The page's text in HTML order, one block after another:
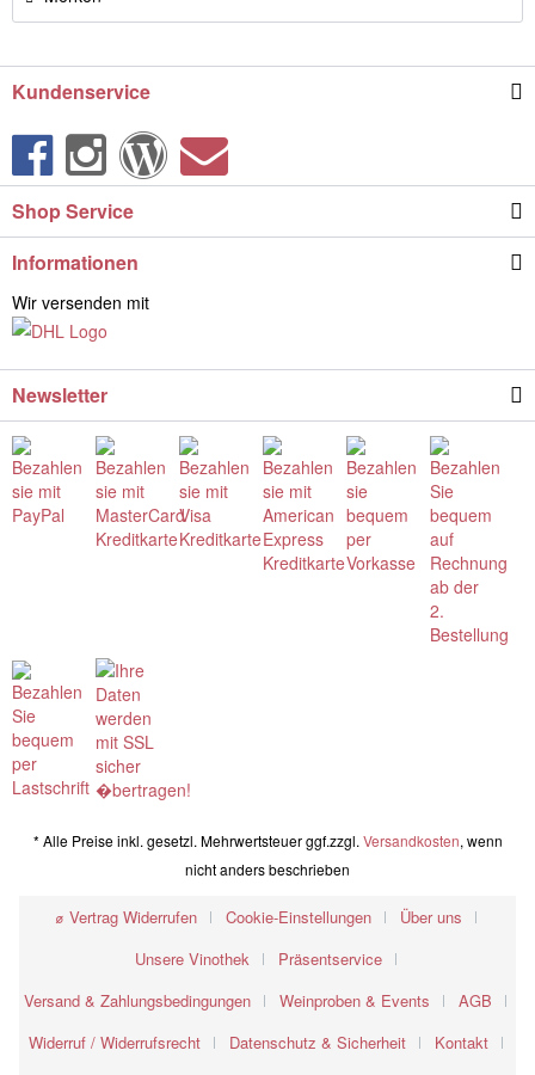
Kundenservice
Shop Service
Informationen
Wir versenden mit
Newsletter
* Alle Preise inkl. gesetzl. Mehrwertsteuer ggf.zzgl. Versandkosten, wenn
nicht anders beschrieben
⌀ Vertrag Widerrufen Cookie-Einstellungen
Über uns
Unsere Vinothek
Präsentservice
Versand & Zahlungsbedingungen
Weinproben & Events
AGB
Widerruf / Widerrufsrecht
Datenschutz & Sicherheit
Kontakt